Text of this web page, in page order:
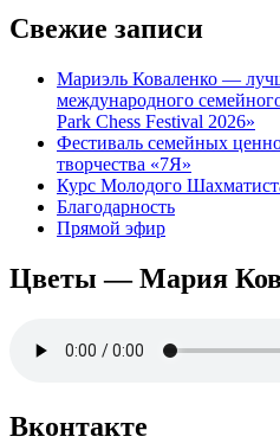
Свежие записи
Мариэль Коваленко —
международного
Park Chess Festival 2026»
Фестиваль семейных
творчества «7Я»
Курс Молодого
Благодарность
Прямой эфир
Цветы — Мария
Вконтакте